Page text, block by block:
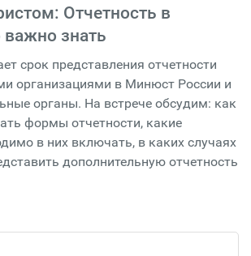
Отчетность в
знать
срок представления отчетности
организациями в Минюст России и
органы. На встрече обсудим: как
формы отчетности, какие
в них включать, в каких случаях
дополнительную отчетность